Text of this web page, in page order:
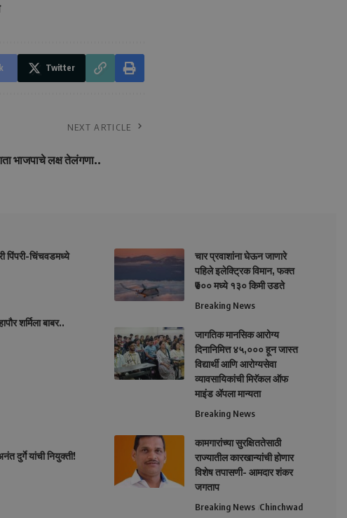
Twitter
NEXT ARTICLE
भाजपाचे लक्ष तेलंगणा..
पिंपरी-चिंचवडमध्ये
शर्मिला बाबर..
दुर्गे यांची नियुक्ती!
चार प्रवाशांना घेऊन जाणारे
पहिले इलेक्ट्रिक विमान, फक्त
₹७०० मध्ये १३० किमी उडते
Breaking News
जागतिक मानसिक आरोग्य
दिनानिमित्त ४५,००० हून जास्त
विद्यार्थी आणि आरोग्यसेवा
व्यावसायिकांची मिरॅकल ऑफ
माइंड ॲपला मान्यता
Breaking News
कामगारांच्या सुरक्षिततेसाठी
राज्यातील कारखान्यांची होणार
विशेष तपासणी- आमदार शंकर
जगताप
Breaking News Chinchwad